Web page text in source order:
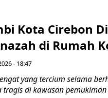
Kota Cirebon
di Rumah
- 18:47
yang tercium selama
di kawasan